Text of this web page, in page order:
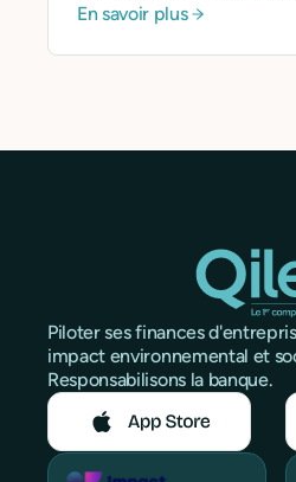
critique, et un
En savoir plus
Piloter ses finances
impact environnemental et
Responsabilisons la banque.